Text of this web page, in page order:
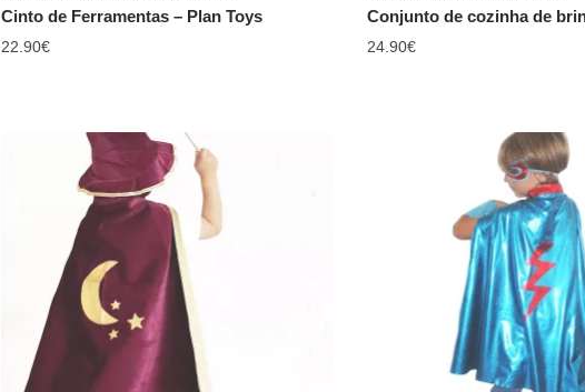
Cinto de Ferramentas – Plan Toys
22.90€
Conjunto de cozinha de
24.90€